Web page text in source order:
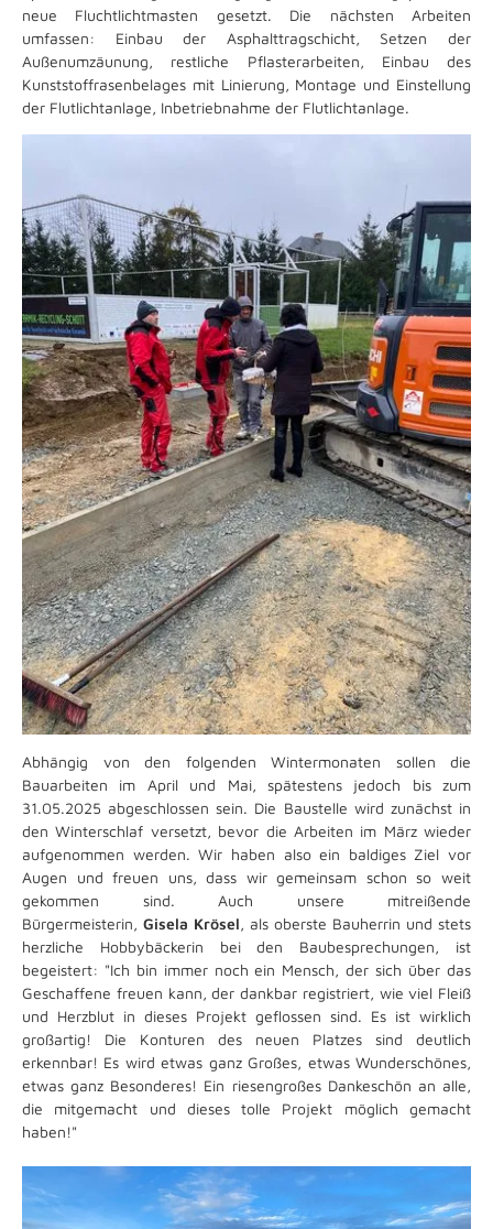
neue Fluchtlichtmasten gesetzt. Die nächsten Arbeiten
umfassen: Einbau der Asphalttragschicht, Setzen der
Außenumzäunung, restliche Pflasterarbeiten, Einbau des
Kunststoffrasenbelages mit Linierung, Montage und Einstellung
der Flutlichtanlage, Inbetriebnahme der Flutlichtanlage.
Abhängig von den folgenden Wintermonaten sollen die
Bauarbeiten im April und Mai, spätestens jedoch bis zum
31.05.2025 abgeschlossen sein. Die Baustelle wird zunächst in
den Winterschlaf versetzt, bevor die Arbeiten im März wieder
aufgenommen werden. Wir haben also ein baldiges Ziel vor
Augen und freuen uns, dass wir gemeinsam schon so weit
gekommen sind. Auch unsere mitreißende
Bürgermeisterin, Gisela Krösel, als oberste Bauherrin und stets
herzliche Hobbybäckerin bei den Baubesprechungen, ist
begeistert: "Ich bin immer noch ein Mensch, der sich über das
Geschaffene freuen kann, der dankbar registriert, wie viel Fleiß
und Herzblut in dieses Projekt geflossen sind. Es ist wirklich
großartig! Die Konturen des neuen Platzes sind deutlich
erkennbar! Es wird etwas ganz Großes, etwas Wunderschönes,
etwas ganz Besonderes! Ein riesengroßes Dankeschön an alle,
die mitgemacht und dieses tolle Projekt möglich gemacht
haben!"